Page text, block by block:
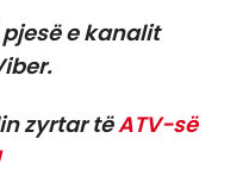
e kanalit
zyrtar tëATV-së